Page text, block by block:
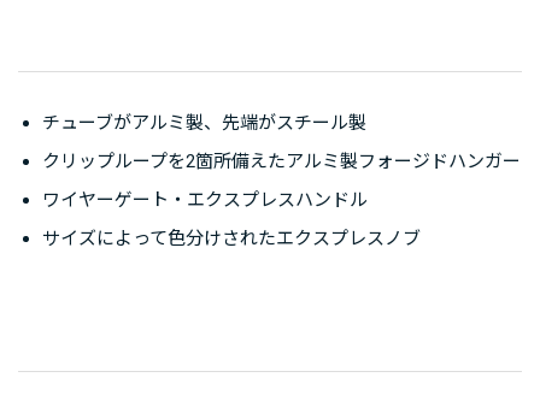
チューブがアルミ製、先端がスチール製
クリップループを2箇所備えたアルミ製フォージドハンガー
ワイヤーゲート・エクスプレスハンドル
サイズによって色分けされたエクスプレスノブ